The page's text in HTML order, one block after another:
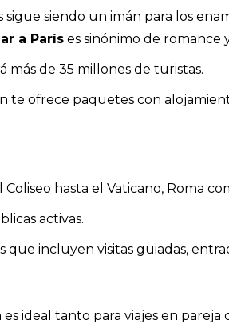
siendo un imán para los
a París es sinónimo de romance
más de 35 millones de turistas.
te ofrece paquetes con
hasta el Vaticano, Roma
activas.
incluyen visitas guiadas,
ideal tanto para viajes en pareja